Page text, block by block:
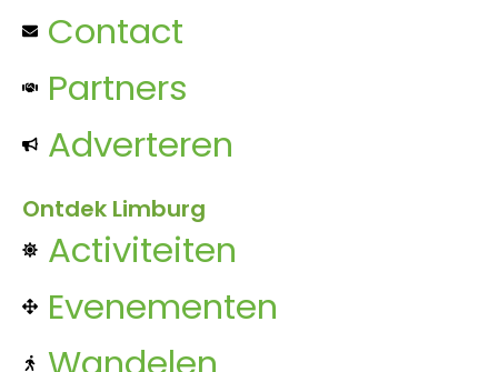
Contact
Partners
Adverteren
Ontdek Limburg
Activiteiten
Evenementen